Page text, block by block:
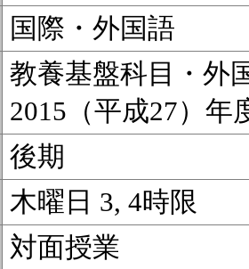
国際・外国語
教養基盤科目・外
2015（平成27）年
後期
木曜日 3, 4時限
対面授業